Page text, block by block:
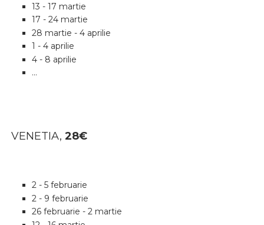
13 - 17 martie
17 - 24 martie
28 martie - 4 aprilie
1 - 4 aprilie
4 - 8 aprilie
...
VENETIA, 28€
2 - 5 februarie
2 - 9 februarie
26 februarie - 2 martie